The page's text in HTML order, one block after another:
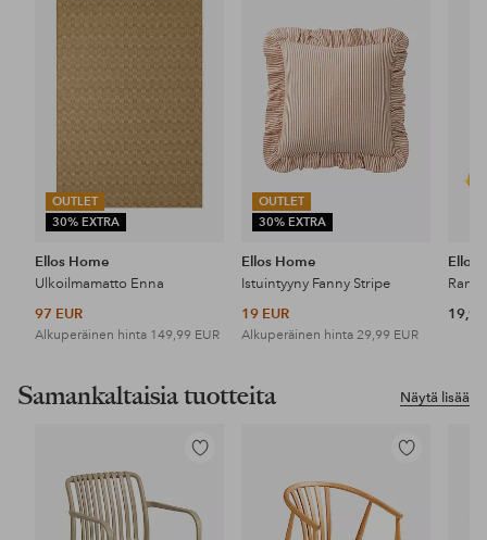
OUTLET
30% EXTRA
Ellos Home
Ulkoilmamatto Enna
97 EUR
Alkuperäinen hinta 149,99 EUR
OUTLET
30% EXTRA
Ellos Home
Istuintyyny Fanny Stripe
19 EUR
Alkuperäinen hinta29,99 EUR
Ellos
19,99
Näytä lisää
Samankaltaisia tuotteita
Lisää
Lisää